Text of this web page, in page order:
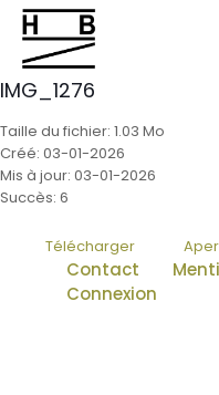
IMG_1276
Taille du fichier: 1.03 Mo
Créé: 03-01-2026
Mis à jour: 03-01-2026
Succès: 6
Télécharger
Contact
Connexion